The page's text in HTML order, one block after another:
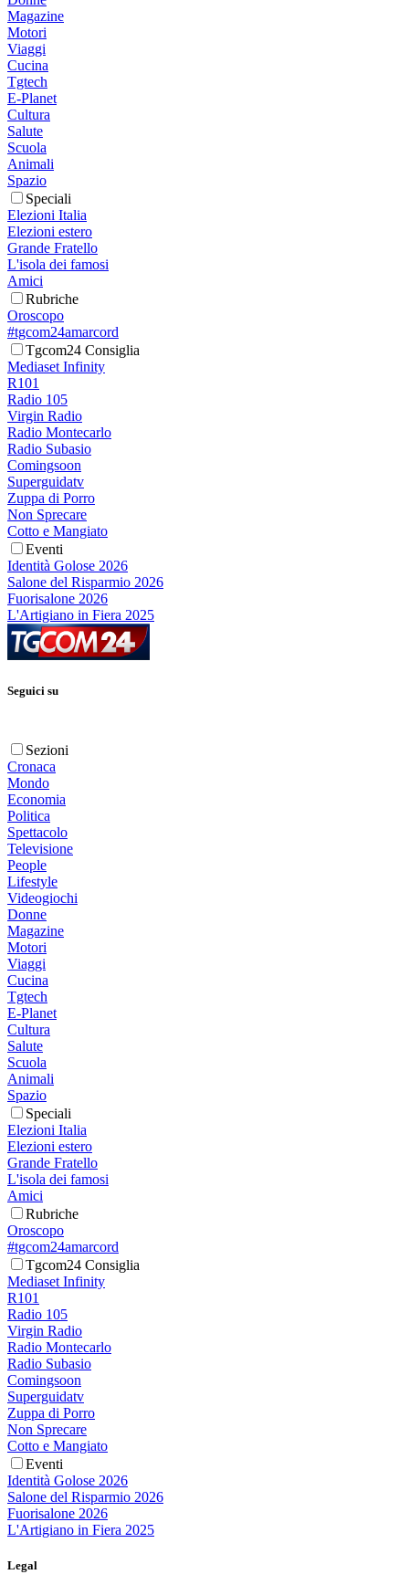
Magazine
Motori
Viaggi
Cucina
Tgtech
E-Planet
Cultura
Salute
Scuola
Animali
Spazio
Speciali
Elezioni Italia
Elezioni estero
Grande Fratello
L'isola dei famosi
Amici
Rubriche
Oroscopo
#tgcom24amarcord
Tgcom24 Consiglia
Mediaset Infinity
R101
Radio 105
Virgin Radio
Radio Montecarlo
Radio Subasio
Comingsoon
Superguidatv
Zuppa di Porro
Non Sprecare
Cotto e Mangiato
Eventi
Identità Golose 2026
Salone del Risparmio 2026
Fuorisalone 2026
L'Artigiano in Fiera 2025
Seguici su
Sezioni
Cronaca
Mondo
Economia
Politica
Spettacolo
Televisione
People
Lifestyle
Videogiochi
Donne
Magazine
Motori
Viaggi
Cucina
Tgtech
E-Planet
Cultura
Salute
Scuola
Animali
Spazio
Speciali
Elezioni Italia
Elezioni estero
Grande Fratello
L'isola dei famosi
Amici
Rubriche
Oroscopo
#tgcom24amarcord
Tgcom24 Consiglia
Mediaset Infinity
R101
Radio 105
Virgin Radio
Radio Montecarlo
Radio Subasio
Comingsoon
Superguidatv
Zuppa di Porro
Non Sprecare
Cotto e Mangiato
Eventi
Identità Golose 2026
Salone del Risparmio 2026
Fuorisalone 2026
L'Artigiano in Fiera 2025
Legal